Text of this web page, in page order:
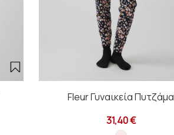
Fleur Γυναικεία Πυτζάμα
31,40 €